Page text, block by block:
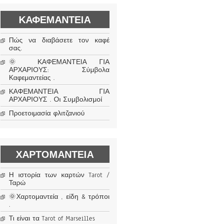
ΚΑΦΕΜΑΝΤΕΊΑ
Πώς να διαβάσετε τον καφέ
σας.
🌞 ΚΑΦΕΜΑΝΤΕΙΑ ΓΙΑ
ΑΡΧΑΡΙΟΥΣ: Σύμβολα
Καφεμαντείας .
ΚΑΦΕΜΑΝΤΕΙΑ ΓΙΑ
ΑΡΧΑΡΙΟΥΣ . Οι Συμβολισμοί
Προετοιμασία φλιτζανιού
ΧΑΡΤΟΜΑΝΤΕΊΑ
Η ιστορία των καρτών Tarot /
Ταρώ
🌞Χαρτομαντεία , είδη & τρόποι
.
Τι είναι τα Tarot of Marseilles